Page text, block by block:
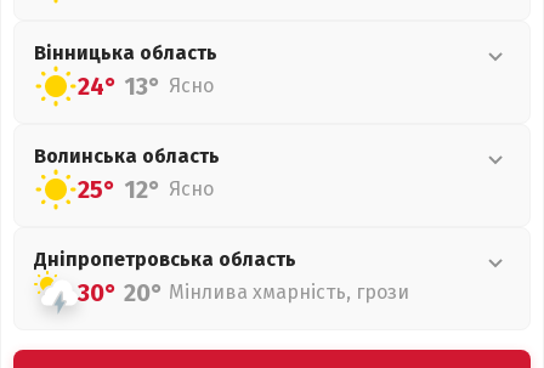
Вінницька область
24° 13° Ясно
Волинська область
25° 12° Ясно
Дніпропетровська область
30° 20° Мінлива хмарність, грози